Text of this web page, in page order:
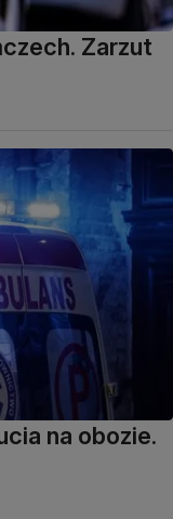
Zarzut
na obozie.